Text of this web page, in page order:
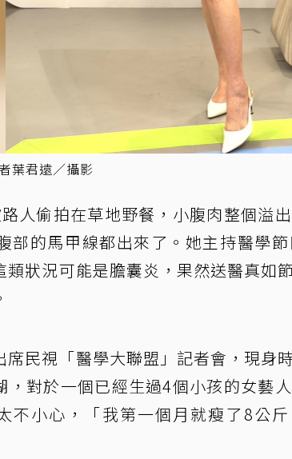
葉君遠／攝影
人偷拍在草地野餐，小腹肉整個溢
部的馬甲線都出來了。她主持醫學
類狀況可能是膽囊炎，果然送醫真如
席民視「醫學大聯盟」記者會，現身
，對於一個已經生過4個小孩的女藝
不小心，「我第一個月就瘦了8公